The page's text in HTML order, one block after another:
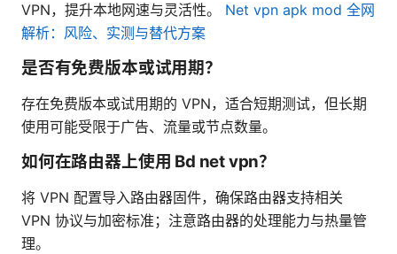
VPN，提升本地网速与灵活性。 Net vpn apk mod 全网
解析：风险、实测与替代方案
是否有免费版本或试用期？
存在免费版本或试用期的 VPN，适合短期测试，但长期
使用可能受限于广告、流量或节点数量。
如何在路由器上使用 Bd net vpn？
将 VPN 配置导入路由器固件，确保路由器支持相关
VPN 协议与加密标准；注意路由器的处理能力与热量管
理。